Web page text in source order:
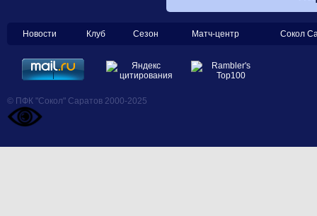
Новости Клуб Сезон Матч-центр Сокол
© ПФК "Сокол" Саратов 2000-2025